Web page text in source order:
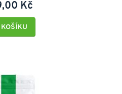
Kč
KOŠÍKU